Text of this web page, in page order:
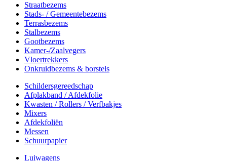
Straatbezems
Stads- / Gemeentebezems
Terrasbezems
Stalbezems
Gootbezems
Kamer-/Zaalvegers
Vloertrekkers
Onkruidbezems & borstels
Schildersgereedschap
Afplakband / Afdekfolie
Kwasten / Rollers / Verfbakjes
Mixers
Afdekfoliën
Messen
Schuurpapier
Luiwagens